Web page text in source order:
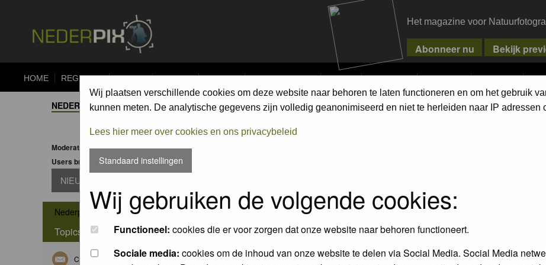
Het magazine voor
HOME REGISTER FORUM UPLOAD ALBUMS COMPETITIONS PIXPAS MAGAZINE WEBSHOP CONTACT FAQ
Wij plaatsen verschillende cookies om deze website naar behoren te laten functioneren en om het gebruik
kunnen meten. De analytische gegevens zijn volledig geanonimiseerd en niet te herleiden naar IP adressen
Lees hier meer over cookies en ons privacybeleid
Standaard instellingen
Wij gebruiken de volgende cookies:
Functioneel: cookies die er voor zorgen dat onze website naar behoren functioneert.
Sociale media: cookies om de inhoud van onze website te delen via Social Media. Social Media
NEDERPIX.NL FORUM INDEX ->OPTISCHE APPARATUUR
Moderator:Moderators
Users browsing this forum: None
NIEUW TOPIC
Nederpix.nl Forum Index->Optische apparatuur
Topics Replies Author
Canon R7 1 daan de vos 1837